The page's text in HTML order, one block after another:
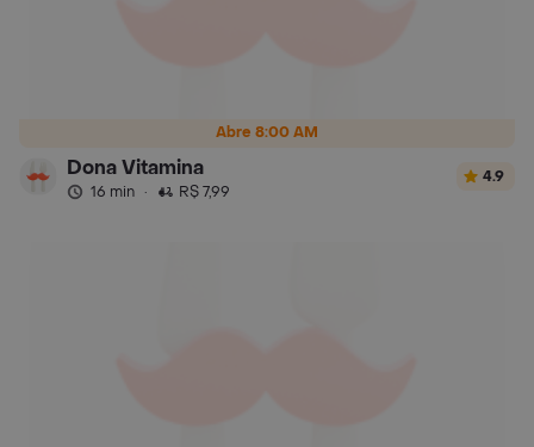
Abre 8:00 AM
Dona Vitamina
16 min · R$ 7,99
4.9